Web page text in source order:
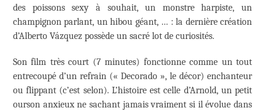
des poissons sexy à souhait, un monstre harpiste, un
champignon parlant, un hibou géant, … : la dernière création
d’Alberto Vázquez possède un sacré lot de curiosités.
Son film très court (7 minutes) fonctionne comme un tout
entrecoupé d’un refrain (« Decorado », le décor) enchanteur
ou flippant (c’est selon). L’histoire est celle d’Arnold, un petit
ourson anxieux ne sachant jamais vraiment si il évolue dans